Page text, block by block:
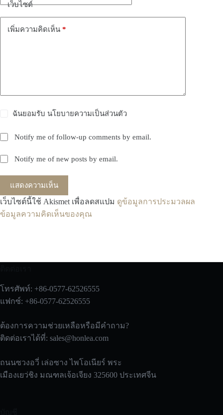
เว็บไซต์
เพิ่มความคิดเห็น *
ฉันยอมรับ นโยบายความเป็นส่วนตัว
Notify me of follow-up comments by email.
Notify me of new posts by email.
แสดงความเห็น
เว็บไซต์นี้ใช้ Akismet เพื่อลดสแปม ดูข้อมูลการประมวลผล
ข้อมูลความคิดเห็นของคุณ
โทรศัพท์: +86-0577-62526555
แฟกซ์: +86-0577-62526555
ต้องการความช่วยเหลือหรือมีคำถาม?
ติดต่อเราได้ที่: sales@honlea.com
ถนนซวงอวี่ เล่อซาง ไพโอเนียร์ พระ
เมืองเยว่ชิง มณฑลเจ้อเจียง 325600 ประเทศจีน